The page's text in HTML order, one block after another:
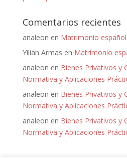
Comentarios recientes
analeon en Matrimonio
Yilian Armas en Matrimonio
analeon en Bienes Privativos y
Normativa y Aplicaciones
analeon en Bienes Privativos y
Normativa y Aplicaciones
analeon en Bienes Privativos y
Normativa y Aplicaciones